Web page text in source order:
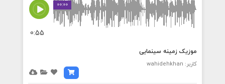
00:00
0:55
موزیک زمینه سینمایی
کاربر: wahidehkhan